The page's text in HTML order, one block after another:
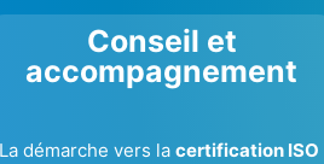
Conseil et
accompagnement
La démarche vers lacertification ISO